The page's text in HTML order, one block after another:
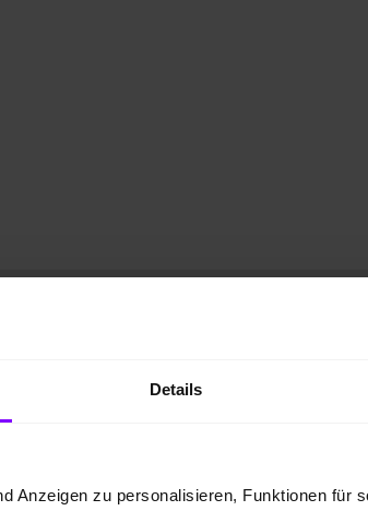
Details
Anzeigen zu personalisieren, Funktionen für
EUR
EUR